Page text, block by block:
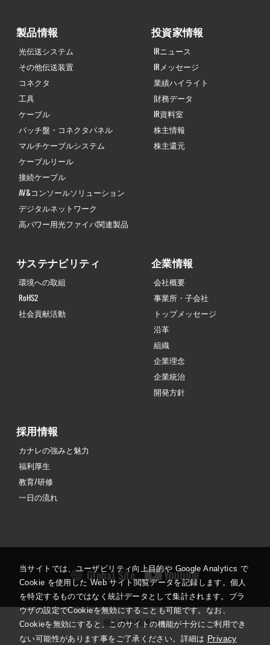
製品情報
光伝送システム
その他伝送装置
コネクタ
工具
ケーブル
パッチ盤・コネクタパネル
マルチケーブルシステム
ケーブルリール
接続ケーブル
AV&コンソールソリューション
デジタルネットワーク
高パワー用光ファイバ関連製品
投資家情報
IRニュース
IRメッセージ
業績ハイライト
財務データ
IR資料室
株主情報
株主還元
サステナビリティ
環境への取組
RoHS2
社会貢献活動
企業情報
会社概要
事業所・子会社
トップメッセージ
沿革
組織
企業理念
企業統治
開発方針
採用情報
カナレの強みと魅力
福利厚生
教育/研修
一日の流れ
Global Site
個人情報保護方針
当サイトでは、ユーザビリティ向上目的や Google Analytics で
Cookie を使用した Web サイト閲覧データを記録します。個人
を特定するものではなく統計データとして集計されます。ブラ
ウザの設定でCookieを無効にすることも可能です。なお、
Cookieを無効にすると、このサイトの機能が十分にご利用でき
ない可能性があります事をご了承ください。詳細は Privacy